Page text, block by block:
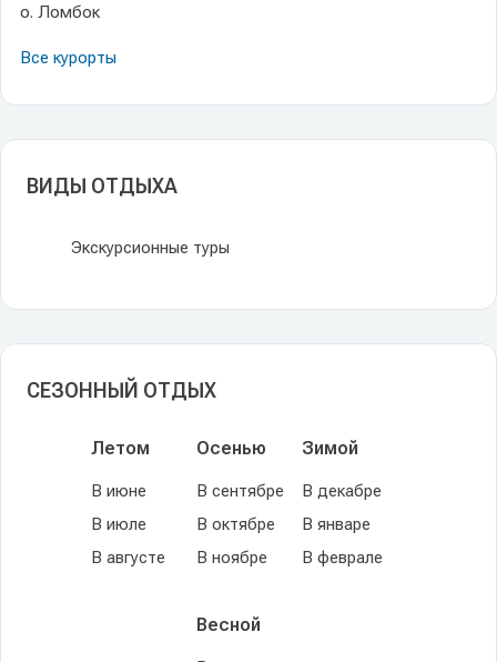
о. Ломбок
Все курорты
ВИДЫ ОТДЫХА
Экскурсионные туры
СЕЗОННЫЙ ОТДЫХ
Летом
В июне
В июле
В августе
Осенью
В сентябре
В октябре
В ноябре
Зимой
В декабре
В январе
В феврале
Весной